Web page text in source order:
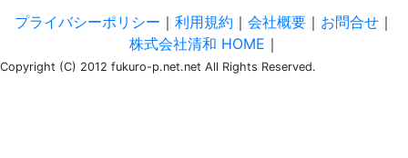
プライバシーポリシー ｜ 利用規約 ｜ 会社概要 ｜ お問合せ ｜
株式会社清和 HOME ｜
Copyright (C) 2012 fukuro-p.net.net All Rights Reserved.